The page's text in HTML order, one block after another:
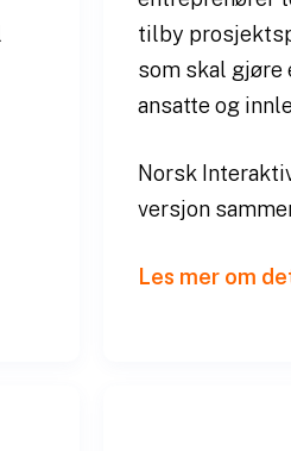
tilby
som skal gjøre
ansatte og
Norsk
versjon
Les mer om